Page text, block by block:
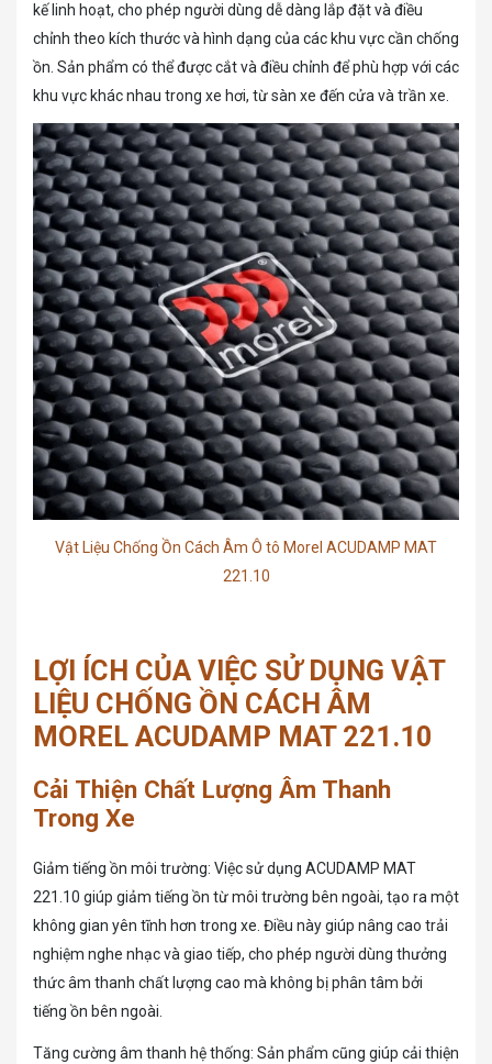
kế linh hoạt, cho phép người dùng dễ dàng lắp đặt và điều
chỉnh theo kích thước và hình dạng của các khu vực cần chống
ồn. Sản phẩm có thể được cắt và điều chỉnh để phù hợp với các
khu vực khác nhau trong xe hơi, từ sàn xe đến cửa và trần xe.
Vật Liệu Chống Ồn Cách Âm Ô tô Morel ACUDAMP MAT
221.10
LỢI ÍCH CỦA VIỆC SỬ DỤNG VẬT
LIỆU CHỐNG ỒN CÁCH ÂM
MOREL ACUDAMP MAT 221.10
Cải Thiện Chất Lượng Âm Thanh
Trong Xe
Giảm tiếng ồn môi trường: Việc sử dụng ACUDAMP MAT
221.10 giúp giảm tiếng ồn từ môi trường bên ngoài, tạo ra một
không gian yên tĩnh hơn trong xe. Điều này giúp nâng cao trải
nghiệm nghe nhạc và giao tiếp, cho phép người dùng thưởng
thức âm thanh chất lượng cao mà không bị phân tâm bởi
tiếng ồn bên ngoài.
Tăng cường âm thanh hệ thống: Sản phẩm cũng giúp cải thiện